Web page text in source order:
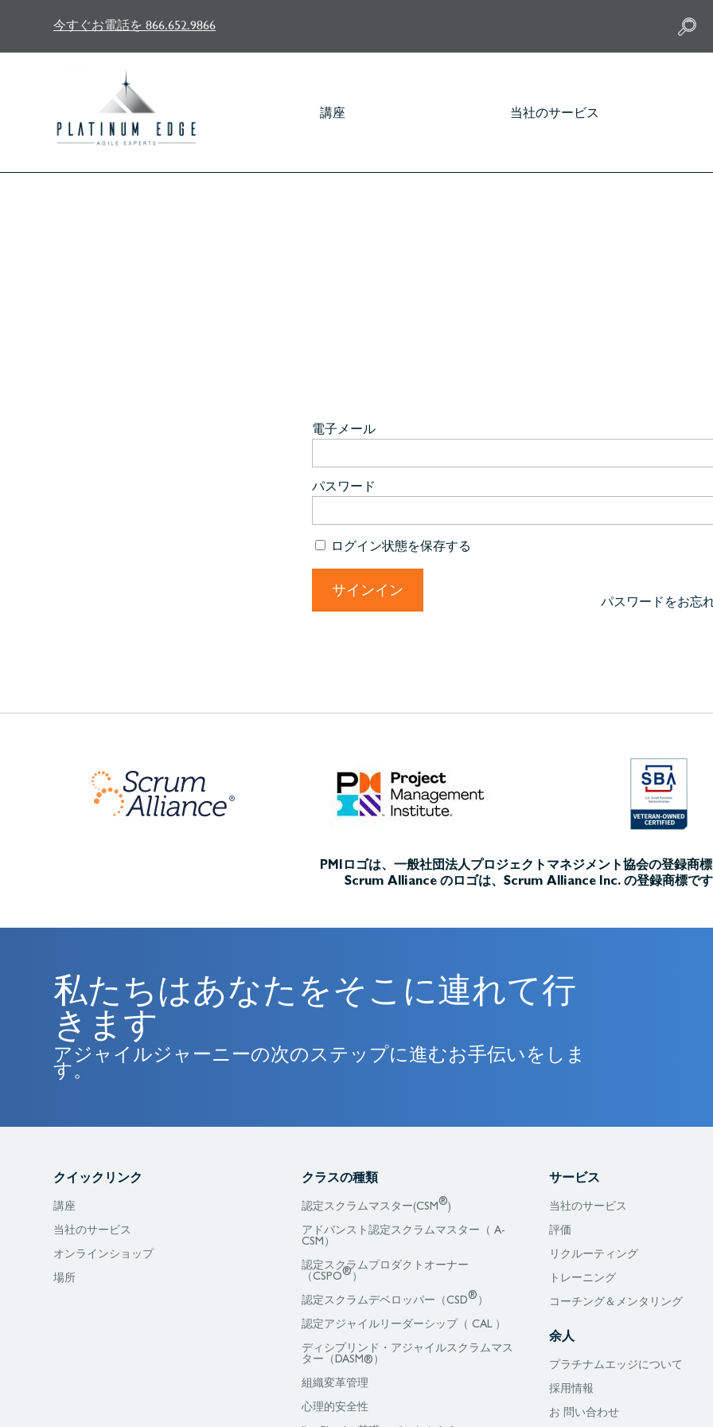
今すぐお電話を 866.652.9866
講座 当社のサービス
電子メール
パスワード
ログイン状態を保存する
パスワードをお忘
PMIロゴは、一般社団法人プロジェクトマネジメント協会の登録商
Scrum Alliance のロゴは、Scrum Alliance Inc. の登録商標で
私たちはあなたをそこに連れて行
きます
アジャイルジャーニーの次のステップに進むお手伝いをしま
す。
クイックリンク
講座
当社のサービス
オンラインショップ
場所
クラスの種類
認定スクラムマスター(CSM®)
アドバンスト認定スクラムマスター（ A-
CSM）
認定スクラムプロダクトオーナー
（CSPO® ）
認定スクラムデベロッパー（CSD® ）
認定アジャイルリーダーシップ（ CAL ）
ディシプリンド・アジャイルスクラムマス
ター（DASM®）
組織変革管理
心理的安全性
サービス
当社のサービス
評価
リクルーティング
トレーニング
コーチング＆メンタリング
余人
プラチナムエッジについて
採用情報
お 問い合わせ